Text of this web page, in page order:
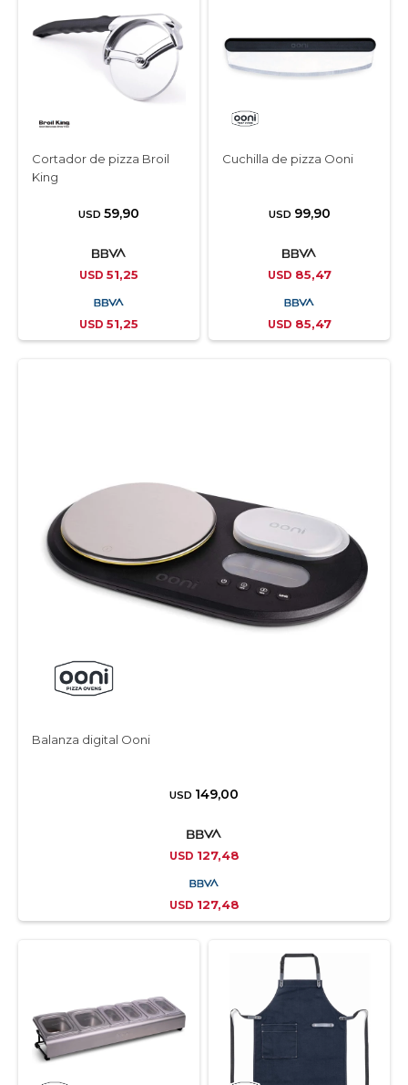
Cortador de pizza Broil
King
USD 59,90
USD 51,25
USD 51,25
Cuchilla de pizza Ooni
USD 99,90
USD 85,47
USD 85,47
Balanza digital Ooni
USD 149,00
USD 127,48
USD 127,48